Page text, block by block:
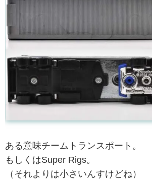
ある意味チームトランスポート。
もしくはSuper Rigs。
（それよりは小さいんすけどね）